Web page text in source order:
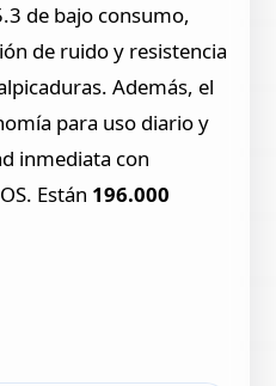
de bajo consumo,
de ruido y resistencia
Además, el
para uso diario y
inmediata con
Están 196.000